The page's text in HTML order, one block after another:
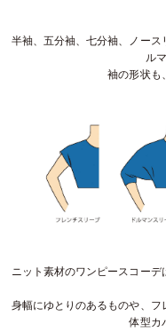
半袖、五分袖、七分袖、ノー
ル
袖の形状も
ニット素材のワンピースコー
身幅にゆとりのあるものや、
体型カ